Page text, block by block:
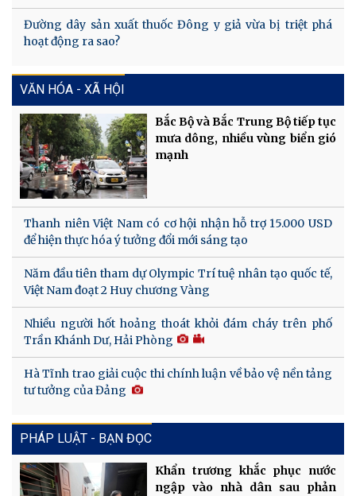
Đường dây sản xuất thuốc Đông y giả vừa bị triệt phá
hoạt động ra sao?
VĂN HÓA - XÃ HỘI
Bắc Bộ và Bắc Trung Bộ tiếp tục
mưa dông, nhiều vùng biển gió
mạnh
Thanh niên Việt Nam có cơ hội nhận hỗ trợ 15.000 USD
để hiện thực hóa ý tưởng đổi mới sáng tạo
Năm đầu tiên tham dự Olympic Trí tuệ nhân tạo quốc tế,
Việt Nam đoạt 2 Huy chương Vàng
Nhiều người hốt hoảng thoát khỏi đám cháy trên phố
Trần Khánh Dư, Hải Phòng
Hà Tĩnh trao giải cuộc thi chính luận về bảo vệ nền tảng
tư tưởng của Đảng
PHÁP LUẬT - BẠN ĐỌC
Khẩn trương khắc phục nước
ngập vào nhà dân sau phản